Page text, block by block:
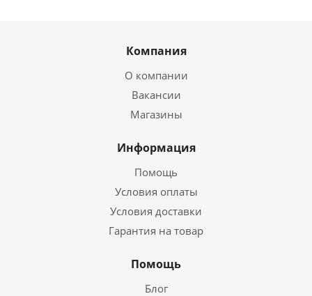
Компания
О компании
Вакансии
Магазины
Информация
Помощь
Условия оплаты
Условия доставки
Гарантия на товар
Помощь
Блог